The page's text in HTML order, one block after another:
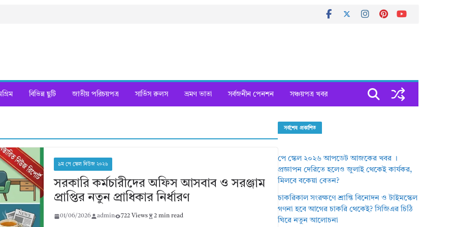
বিভিন্ন ছুটি জাতীয় পরিচয়পত্র সার্ভিস রুলস ভ্রমণ ভাতা সর্বজনীন পেনশন সঞ্চয়পত্র খবর
৯ম পে স্কেল নিউজ ২০২৬
সরকারি কর্মচারীদের অফিস আসবাব ও সরঞ্জাম
প্রাপ্তির নতুন প্রাধিকার নির্ধারণ
01/06/2026 admin 722 Views 2 min read
সর্বশেষ প্রকাশিত
পে স্কেল ২০২৬ আপডেট আজকের খবর ।
প্রজ্ঞাপন দেরিতে হলেও জুলাই থেকেই কার্যকর,
মিলবে বকেয়া বেতন?
চাকরিকাল সংরক্ষণে শ্রান্তি বিনোদন ও টাইমস্কেল
গণনা হবে আগের চাকরি থেকেই? সিজিএর চিঠি
ঘিরে নতুন আলোচনা